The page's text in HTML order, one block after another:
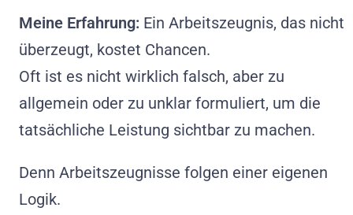
Meine Erfahrung: Ein Arbeitszeugnis, das nicht
überzeugt, kostet Chancen.
Oft ist es nicht wirklich falsch, aber zu
allgemein oder zu unklar formuliert, um die
tatsächliche Leistung sichtbar zu machen.
Denn Arbeitszeugnisse folgen einer eigenen
Logik.